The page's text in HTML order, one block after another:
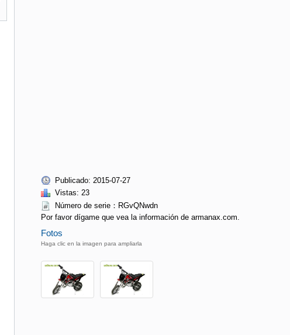
Publicado: 2015-07-27
Vistas: 23
Número de serie：RGvQNwdn
Por favor dígame que vea la información de armanax.com.
Fotos
Haga clic en la imagen para ampliarla